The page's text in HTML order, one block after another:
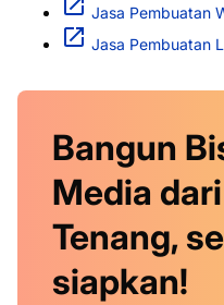
Jasa Pembuatan
Jasa Pembuatan
Bangun
Media
Tenang,
siapkan!